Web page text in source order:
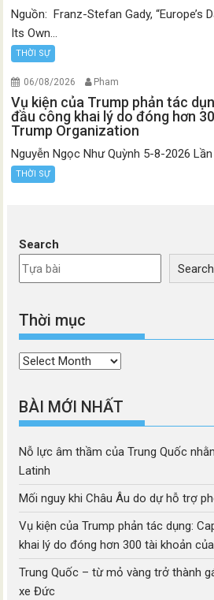
Nguồn: Franz-Stefan Gady, “Europe’s
Its Own...
THỜI SỰ
06/08/2026 Pham
Vụ kiện của Trump phản tác
đầu công khai lý do đóng hơn
Trump Organization
Nguyễn Ngọc Như Quỳnh 5-8-2026
THỜI SỰ
Search
Search
Thời mục
Thời
BÀI MỚI NHẤT
Nỗ lực âm thầm của Trung Quốc
Latinh
Mối nguy khi Châu Âu do dự hỗ trợ
Vụ kiện của Trump phản tác dụng:
khai lý do đóng hơn 300 tài khoản
Trung Quốc – từ mỏ vàng trở thành
xe Đức